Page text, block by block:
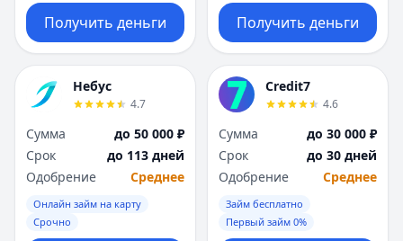
Получить деньги Получить деньги
Небус
4.7
Сумма
до 50 000 ₽
Срок
до 113 дней
Одобрение
Среднее
Онлайн займ на карту
Срочно
Credit7
4.6
Сумма
до 30 000 ₽
Срок
до 30 дней
Одобрение
Среднее
Займ бесплатно
Первый займ 0%